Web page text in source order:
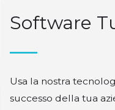
Software
Usa la nostra
successo della tua